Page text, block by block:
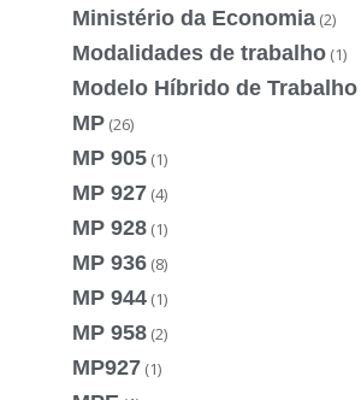
Ministério da Economia (2)
Modalidades de trabalho (1)
Modelo Híbrido de Trabalho
MP (26)
MP 905 (1)
MP 927 (4)
MP 928 (1)
MP 936 (8)
MP 944 (1)
MP 958 (2)
MP927 (1)